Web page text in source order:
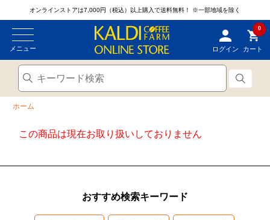
オンラインストアは7,000円（税込）以上購入で送料無料！ ※一部地域を除く
メニュー ログイン
0
カート
ホーム
この商品は現在お取り扱いしておりません
おすすめ検索キーワード